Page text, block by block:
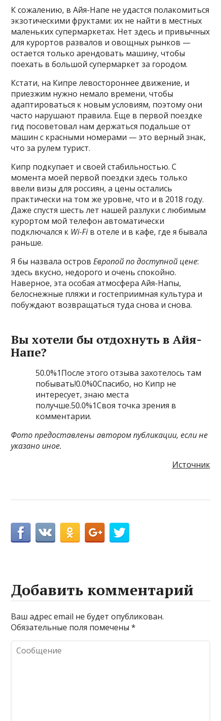
К сожалению, в Айя-Напе не удастся полакомиться
экзотическими фруктами: их не найти в местных
маленьких супермаркетах. Нет здесь и привычных
для курортов развалов и овощных рынков —
остается только арендовать машину, чтобы
поехать в большой супермаркет за городом.
Кстати, на Кипре левостороннее движение, и
приезжим нужно немало времени, чтобы
адаптироваться к новым условиям, поэтому они
часто нарушают правила. Еще в первой поездке
гид посоветовал нам держаться подальше от
машин с красными номерами — это верный знак,
что за рулем турист.
Кипр подкупает и своей стабильностью. С
момента моей первой поездки здесь только
ввели визы для россиян, а цены остались
практически на том же уровне, что и в 2018 году.
Даже спустя шесть лет нашей разлуки с любимым
курортом мой телефон автоматически
подключался к Wi-Fiв отеле и в кафе, где я бывала
раньше.
Я бы назвала островЕвропой по доступной цене:
здесь вкусно, недорого и очень спокойно.
Наверное, эта особая атмосфера Айя-Напы,
белоснежные пляжи и гостеприимная культура и
побуждают возвращаться туда снова и снова.
Вы хотели бы отдохнуть в Айя-
Напе?
50.0%1После этого отзыва захотелось там
побывать!0.0%0Спасибо, но Кипр не
интересует, знаю места
получше.50.0%1Своя точка зрения в
комментарии.
Фото предоставлены автором публикации, если не
указано иное.
Источник
Добавить комментарий
Ваш адрес email не будет опубликован.
Обязательные поля помечены*